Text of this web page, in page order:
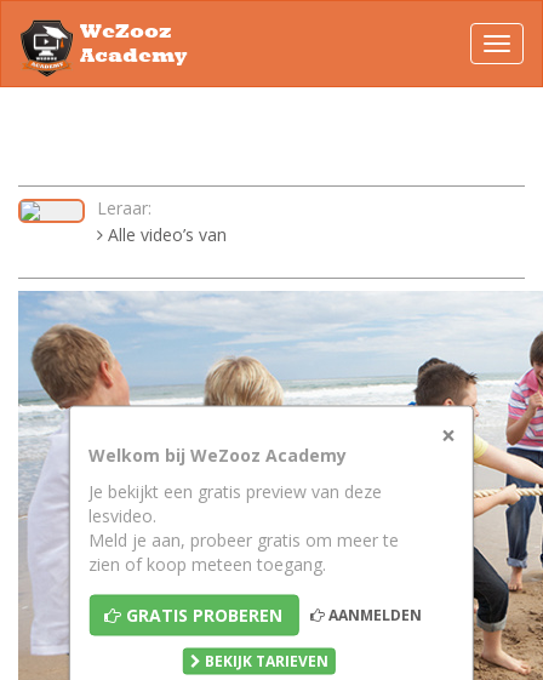
WeZooz
Academy
Leraar:
Alle video’s van
×
Welkom bij WeZooz Academy
Je bekijkt een gratis preview van deze
lesvideo.
Meld je aan, probeer gratis om meer te
zien of koop meteen toegang.
GRATIS PROBEREN AANMELDEN
BEKIJK TARIEVEN